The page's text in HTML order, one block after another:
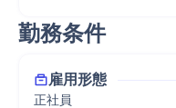
勤務条件
雇用形態
正社員